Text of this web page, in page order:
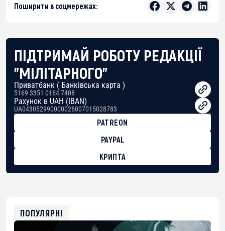
Поширити в соцмережах:
ПІДТРИМАЙ РОБОТУ РЕДАКЦІЇ
"МІЛІТАРНОГО"
Приватбанк ( Банківська карта )
5169 3351 0164 7408
Рахунок в UAH (IBAN)
UA043052990000026007015028783
PATREON
PAYPAL
КРИПТА
0xfD02863D3289416fcF50975c9DFda13623f97758
ПОПУЛЯРНІ